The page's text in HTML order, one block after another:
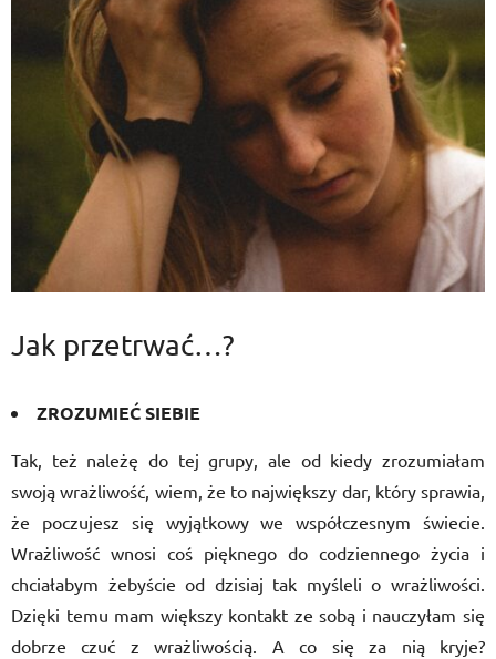
Jak przetrwać…?
ZROZUMIEĆ SIEBIE
Tak, też należę do tej grupy, ale od kiedy zrozumiałam
swoją wrażliwość, wiem, że to największy dar, który sprawia,
że poczujesz się wyjątkowy we współczesnym świecie.
Wrażliwość wnosi coś pięknego do codziennego życia i
chciałabym żebyście od dzisiaj tak myśleli o wrażliwości.
Dzięki temu mam większy kontakt ze sobą i nauczyłam się
dobrze czuć z wrażliwością. A co się za nią kryje?